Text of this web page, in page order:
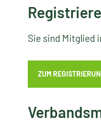
Sie sind Mitglied
ZUM